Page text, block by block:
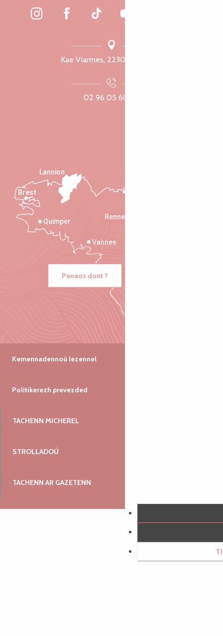
Kae Viarmes, 22300 Lannuon
02 96 05 60 70
Rennes
Vannes
Quimper
Lannion
Brest
Penaos dont ?
Kemennadennoù lezennel
Politikerezh prevezded
TACHENN MICHEREL
STROLLADOÙ
TACHENN AR GAZETENN